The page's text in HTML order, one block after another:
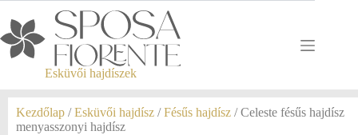
Esküvői hajdíszek
Kezdőlap /Esküvői hajdísz /Fésűs hajdísz / Celeste fésűs hajdísz
menyasszonyi hajdísz